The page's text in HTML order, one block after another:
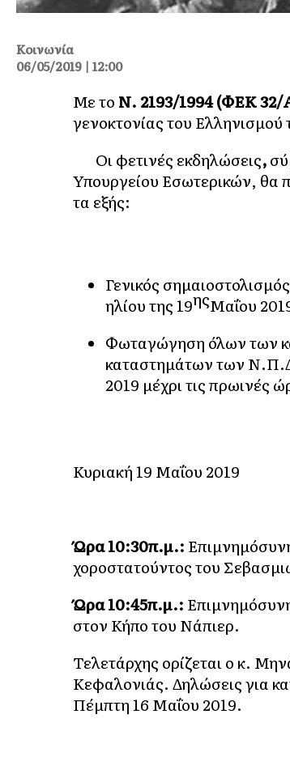
Κοινωνία
06/05/2019 | 12:00
Με το Ν. 2193/1994 (ΦΕΚ 32/
γενοκτονίας του
Οι φετινές εκδηλώσεις,
Υπουργείου Εσωτερικών, θα
τα εξής:
Γενικός
ηλίου της 19ηςΜαΐου
Φωταγώγηση όλων των
καταστημάτων των
2019 μέχρι τις πρωινές
Κυριακή 19 Μαΐου 2019
Ώρα 10:30π.μ.:
χοροστατούντος του
Ώρα 10:45π.μ.:
στον Κήπο του Νάπιερ.
Τελετάρχης ορίζεται ο κ.
Κεφαλονιάς. Δηλώσεις για
Πέμπτη 16 Μαΐου 2019.